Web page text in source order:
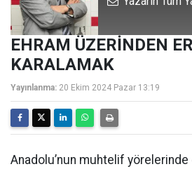
EHRAM ÜZERİNDEN
KARALAMAK
Yayınlanma: 20 Ekim 2024 Pazar 13:19
Anadolu’nun muhtelif yörelerinde